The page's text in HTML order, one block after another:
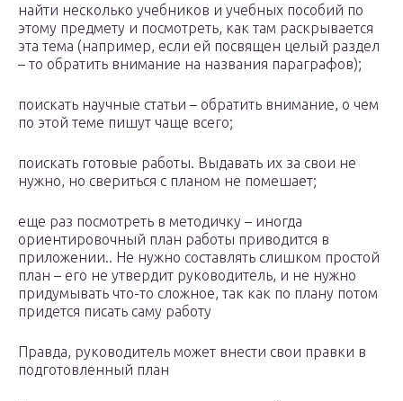
найти несколько учебников и учебных пособий по
этому предмету и посмотреть, как там раскрывается
эта тема (например, если ей посвящен целый раздел
– то обратить внимание на названия параграфов);
поискать научные статьи – обратить внимание, о чем
по этой теме пишут чаще всего;
поискать готовые работы. Выдавать их за свои не
нужно, но свериться с планом не помешает;
еще раз посмотреть в методичку – иногда
ориентировочный план работы приводится в
приложении.. Не нужно составлять слишком простой
план – его не утвердит руководитель, и не нужно
придумывать что-то сложное, так как по плану потом
придется писать саму работу
Правда, руководитель может внести свои правки в
подготовленный план